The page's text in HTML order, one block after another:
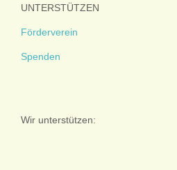
UNTERSTÜTZEN
Förderverein
Spenden
Wir unterstützen: